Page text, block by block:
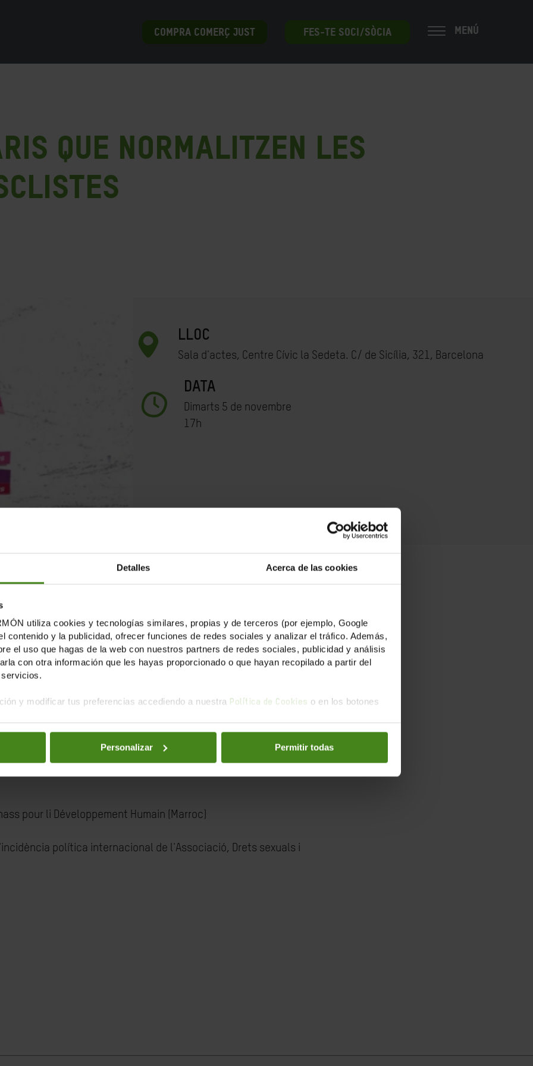
Detalles Acerca de las cookies
utiliza cookies y tecnologías similares, propias y de terceros (por ejemplo, Google
contenido y la publicidad, ofrecer funciones de redes sociales y analizar el tráfico. Además,
el uso que hagas de la web con nuestros partners de redes sociales, publicidad y análisis
con otra información que les hayas proporcionado o que hayan recopilado a partir del
y modificar tus preferencias accediendo a nuestra Política de Cookies o en los botones
Personalizar Permitir todas
COMPRA COMERÇ JUST FES-TE SOCI/SÒCIA MENÚ
que normalitzen les
LLOC
Sala d'actes, Centre Cívic la Sedeta. C/ de Sicília, 321, Barcelona
DATA
Dimarts 5 de novembre
17h
Masclistes", desafiaments i bones pràctiques per a
Reptes i bones pràctiques per a transformar-los amb els
de Gènere, Oxfam Marroc
de violència masclista del Centre Jove d'Atenció a la Sexualitat
doctoranda de la universitat Rovira i Virgili i activista
Tamaia Cooperativa Fédération des Ligues des Droits des
pour li Développement Humain (Marroc)
política internacional de l'Associació, Drets sexuals i